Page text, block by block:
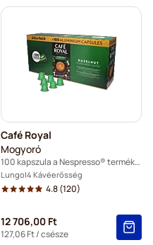
Café Royal
Mogyoró
100 kapszula a Nespresso® termékhez
Lungo 4 Kávéerősség
4.8(120)
12 706,00 Ft
127,06 Ft/ csésze